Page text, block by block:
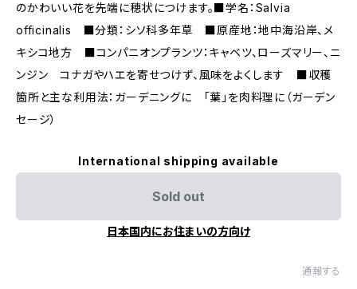
のかわいい花を先端に穂状につけます。■学名：Salvia
officinalis ■分類：シソ科多年草 ■原産地：地中海沿岸、メ
キシコ地方 ■コンパニオンプランツ：キャベツ、ローズマリー、ニ
ンジン コナガやハエを寄せつけず、風味をよくします ■収穫
箇所と主な利用法：ガーデニングに 「葉」を肉料理に（ガーデン
セージ）
International shipping available
Sold out
日本国内にお住まいの方向け
通報する